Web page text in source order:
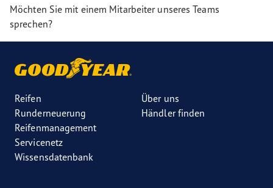
Möchten Sie mit einem Mitarbeiter unseres Teams
sprechen?
Reifen
Runderneuerung
Reifenmanagement
Servicenetz
Wissensdatenbank
Über uns
Händler finden